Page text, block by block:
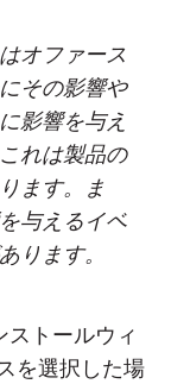
オファース
その影響や
影響を与え
れは製品の
ます。ま
与えるイベ
ります。
トールウィ
を選択した場